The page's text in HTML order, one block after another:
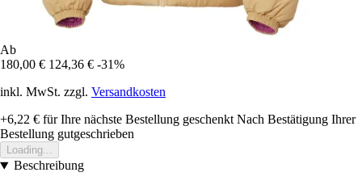
Ab
180,00 € 124,36 € -31%
inkl. MwSt. zzgl. Versandkosten
+6,22 € für Ihre nächste Bestellung geschenkt Nach Bestätigung Ihrer
Bestellung gutgeschrieben
Loading...
Beschreibung